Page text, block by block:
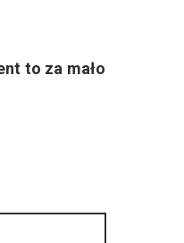
to za mało